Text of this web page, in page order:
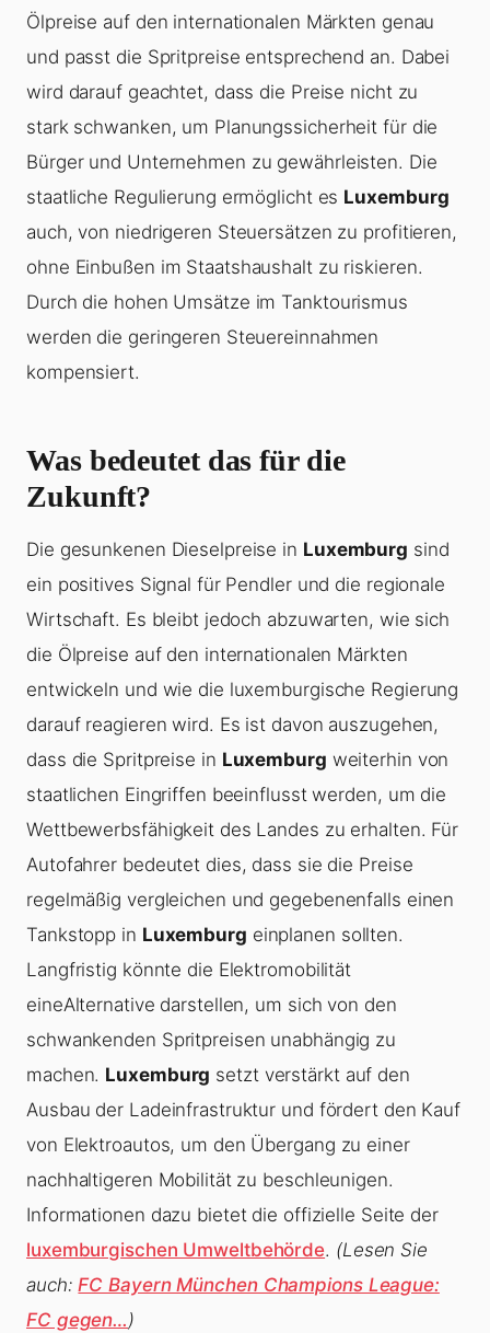
Ölpreise auf den internationalen Märkten genau
und passt die Spritpreise entsprechend an. Dabei
wird darauf geachtet, dass die Preise nicht zu
stark schwanken, um Planungssicherheit für die
Bürger und Unternehmen zu gewährleisten. Die
staatliche Regulierung ermöglicht es Luxemburg
auch, von niedrigeren Steuersätzen zu profitieren,
ohne Einbußen im Staatshaushalt zu riskieren.
Durch die hohen Umsätze im Tanktourismus
werden die geringeren Steuereinnahmen
kompensiert.
Was bedeutet das für die
Zukunft?
Die gesunkenen Dieselpreise in Luxemburg sind
ein positives Signal für Pendler und die regionale
Wirtschaft. Es bleibt jedoch abzuwarten, wie sich
die Ölpreise auf den internationalen Märkten
entwickeln und wie die luxemburgische Regierung
darauf reagieren wird. Es ist davon auszugehen,
dass die Spritpreise in Luxemburg weiterhin von
staatlichen Eingriffen beeinflusst werden, um die
Wettbewerbsfähigkeit des Landes zu erhalten. Für
Autofahrer bedeutet dies, dass sie die Preise
regelmäßig vergleichen und gegebenenfalls einen
Tankstopp in Luxemburg einplanen sollten.
Langfristig könnte die Elektromobilität
eineAlternative darstellen, um sich von den
schwankenden Spritpreisen unabhängig zu
machen. Luxemburg setzt verstärkt auf den
Ausbau der Ladeinfrastruktur und fördert den Kauf
von Elektroautos, um den Übergang zu einer
nachhaltigeren Mobilität zu beschleunigen.
Informationen dazu bietet die offizielle Seite der
luxemburgischen Umweltbehörde. (Lesen Sie
auch:FC Bayern München Champions League:
FC gegen…)